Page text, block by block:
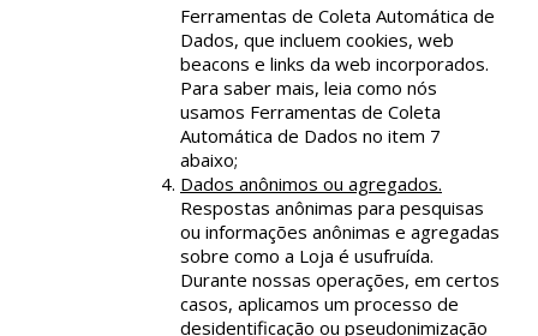
Ferramentas de Coleta Automática de
Dados, que incluem cookies, web
beacons e links da web incorporados.
Para saber mais, leia como nós
usamos Ferramentas de Coleta
Automática de Dados no item 7
abaixo;
Dados anônimos ou agregados.
Respostas anônimas para pesquisas
ou informações anônimas e agregadas
sobre como a Loja é usufruída.
Durante nossas operações, em certos
casos, aplicamos um processo de
desidentificação ou pseudonimização